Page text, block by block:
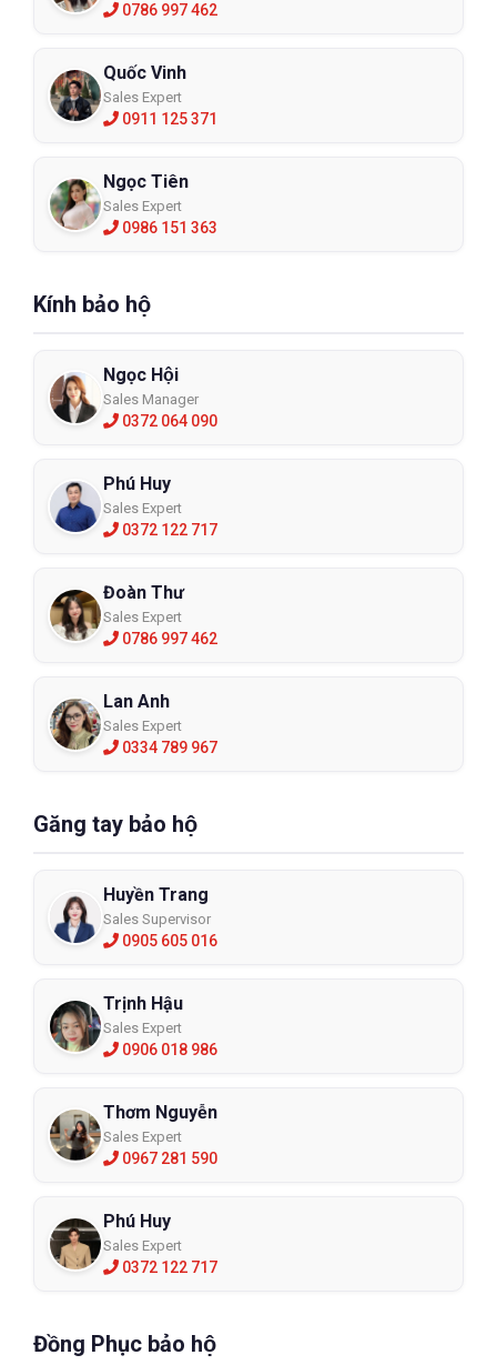
0786 997 462
Quốc Vinh
Sales Expert
0911 125 371
Ngọc Tiên
Sales Expert
0986 151 363
Kính bảo hộ
Ngọc Hội
Sales Manager
0372 064 090
Phú Huy
Sales Expert
0372 122 717
Đoàn Thư
Sales Expert
0786 997 462
Lan Anh
Sales Expert
0334 789 967
Găng tay bảo hộ
Huyền Trang
Sales Supervisor
0905 605 016
Trịnh Hậu
Sales Expert
0906 018 986
Thơm Nguyễn
Sales Expert
0967 281 590
Phú Huy
Sales Expert
0372 122 717
Đồng Phục bảo hộ